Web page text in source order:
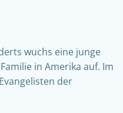
wuchs eine junge
in Amerika auf. Im
der